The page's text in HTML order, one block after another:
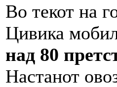
Во текот на
Цивика
над 80
Настанот